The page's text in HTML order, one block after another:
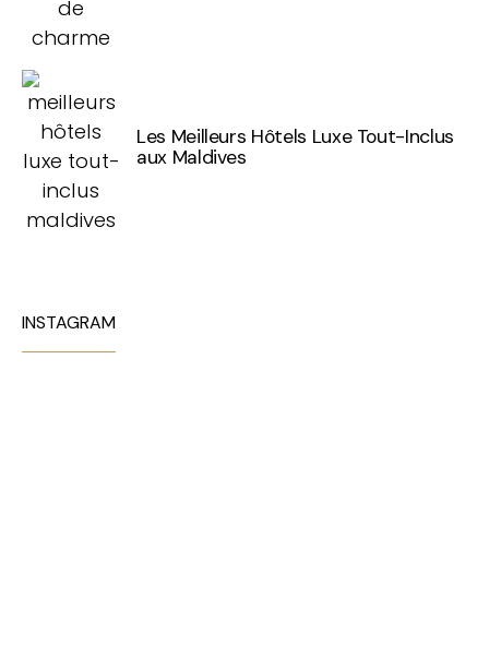
Les Meilleurs Hôtels Luxe Tout-Inclus
aux Maldives
INSTAGRAM